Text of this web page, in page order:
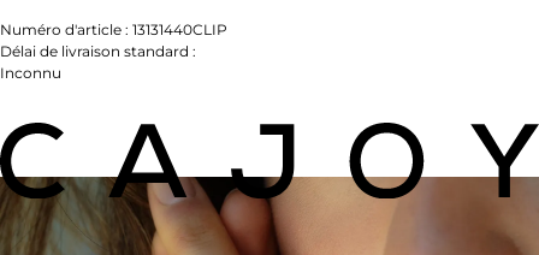
Numéro d'article : 13131440CLIP
Délai de livraison standard :
Inconnu